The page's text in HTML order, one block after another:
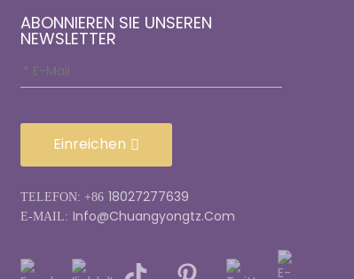
ABONNIEREN SIE UNSEREN
NEWSLETTER
Einreichen
TELEFON: +86 18027277639
E-MAIL: Info@chuangyongtz.com